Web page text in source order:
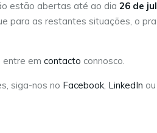
estão abertas até ao dia 26 de
para as restantes situações, o
entre em contacto connosco.
siga-nos no Facebook, LinkedIn